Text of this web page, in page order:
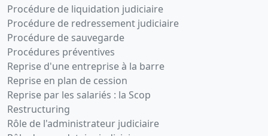
Procédure de liquidation judiciaire
Procédure de redressement judiciaire
Procédure de sauvegarde
Procédures préventives
Reprise d'une entreprise à la barre
Reprise en plan de cession
Reprise par les salariés : la Scop
Restructuring
Rôle de l'administrateur judiciaire